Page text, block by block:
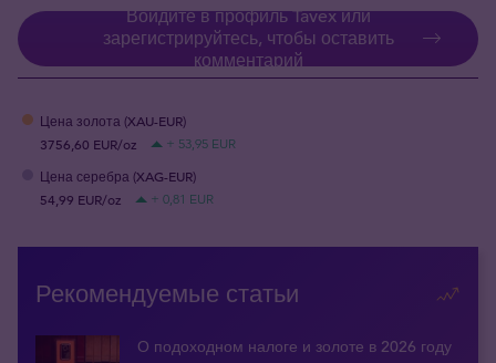
Войдите в профиль Tavex или
зарегистрируйтесь, чтобы оставить
комментарий
Цена золота (XAU-EUR)
3756,60 EUR/oz
+ 53,95 EUR
Цена серебра (XAG-EUR)
54,99 EUR/oz
+ 0,81 EUR
Рекомендуемые статьи
О подоходном налоге и золоте в 2026 году